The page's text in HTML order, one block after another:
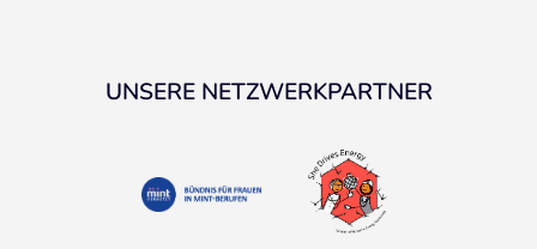
UNSERE NETZWERKPARTNER